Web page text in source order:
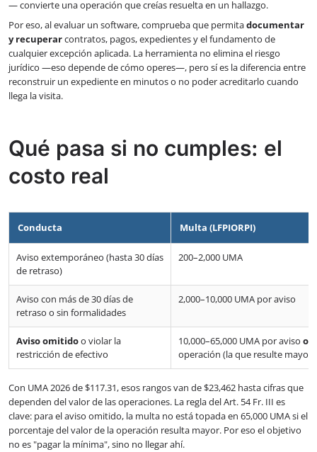
— convierte una operación que creías resuelta en un hallazgo.
Por eso, al evaluar un software, comprueba que permitadocumentar
y recuperarcontratos, pagos, expedientes y el fundamento de
cualquier excepción aplicada. La herramienta no elimina el riesgo
jurídico —eso depende de cómo operes—, pero sí es la diferencia entre
reconstruir un expediente en minutos o no poder acreditarlo cuando
llega la visita.
Qué pasa si no cumples: el
costo real
Conducta Multa (LFPIORPI)
Aviso extemporáneo (hasta 30 días
de retraso)
200–2,000 UMA
Aviso con más de 30 días de
retraso o sin formalidades
2,000–10,000 UMA por aviso
Aviso omitidoo violar la
restricción de efectivo
10,000–65,000 UMA por aviso o
operación (la que resulte mayor)
Con UMA 2026 de $117.31, esos rangos van de $23,462 hasta cifras que
dependen del valor de las operaciones. La regla del Art. 54 Fr. III es
clave: para el aviso omitido, la multa no está topada en 65,000 UMA si el
porcentaje del valor de la operación resulta mayor. Por eso el objetivo
no es "pagar la mínima", sino no llegar ahí.